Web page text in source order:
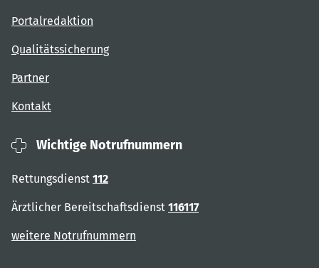
Portalredaktion
Qualitätssicherung
Partner
Kontakt
Wichtige Notrufnummern
Rettungsdienst 112
Ärztlicher Bereitschaftsdienst 116117
weitere Notrufnummern